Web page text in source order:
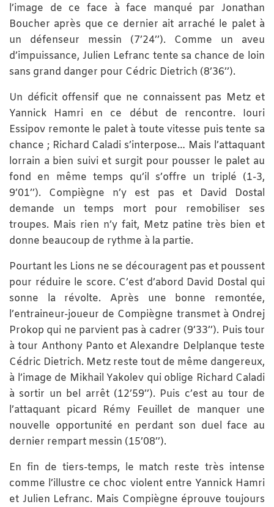
l’image de ce face à face manqué par Jonathan
Boucher après que ce dernier ait arraché le palet à
un défenseur messin (7’24’’). Comme un aveu
d’impuissance, Julien Lefranc tente sa chance de loin
sans grand danger pour Cédric Dietrich (8’36’’).
Un déficit offensif que ne connaissent pas Metz et
Yannick Hamri en ce début de rencontre. Iouri
Essipov remonte le palet à toute vitesse puis tente sa
chance ; Richard Caladi s’interpose… Mais l’attaquant
lorrain a bien suivi et surgit pour pousser le palet au
fond en même temps qu’il s’offre un triplé (1-3,
9’01’’). Compiègne n’y est pas et David Dostal
demande un temps mort pour remobiliser ses
troupes. Mais rien n’y fait, Metz patine très bien et
donne beaucoup de rythme à la partie.
Pourtant les Lions ne se découragent pas et poussent
pour réduire le score. C’est d’abord David Dostal qui
sonne la révolte. Après une bonne remontée,
l’entraineur-joueur de Compiègne transmet à Ondrej
Prokop qui ne parvient pas à cadrer (9’33’’). Puis tour
à tour Anthony Panto et Alexandre Delplanque teste
Cédric Dietrich. Metz reste tout de même dangereux,
à l’image de Mikhail Yakolev qui oblige Richard Caladi
à sortir un bel arrêt (12’59’’). Puis c’est au tour de
l’attaquant picard Rémy Feuillet de manquer une
nouvelle opportunité en perdant son duel face au
dernier rempart messin (15’08’’).
En fin de tiers-temps, le match reste très intense
comme l’illustre ce choc violent entre Yannick Hamri
et Julien Lefranc. Mais Compiègne éprouve toujours